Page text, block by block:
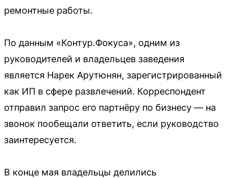
ремонтные работы.
По данным «Контур.Фокуса», одним из
руководителей и владельцев заведения
является Нарек Арутюнян, зарегистрированный
как ИП в сфере развлечений. Корреспондент
отправил запрос его партнёру по бизнесу — на
звонок пообещали ответить, если руководство
заинтересуется.
В конце мая владельцы делились